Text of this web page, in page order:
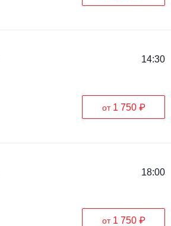
14:30
от 1 750 ₽
18:00
от 1 750 ₽